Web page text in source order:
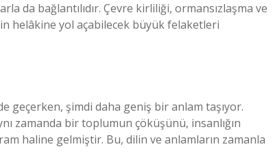
da bağlantılıdır. Çevre kirliliği, ormansızlaşma ve
helâkine yol açabilecek büyük felaketleri
geçerken, şimdi daha geniş bir anlam taşıyor.
zamanda bir toplumun çöküşünü, insanlığın
haline gelmiştir. Bu, dilin ve anlamların zamanla